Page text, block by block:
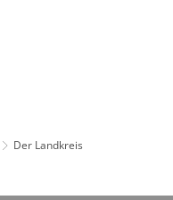
Der Landkreis